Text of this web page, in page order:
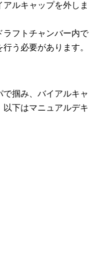
ルキャップを外しま
フトチャンバー内で
う必要があります。
掴み、バイアルキャ
以下はマニュアルデキ